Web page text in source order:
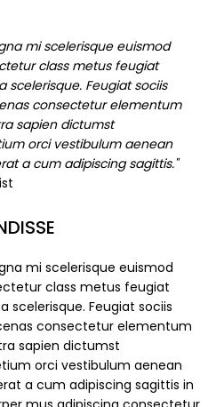
mi scelerisque euismod
class metus feugiat
scelerisque. Feugiat sociis
consectetur elementum
sapien dictumst
orci vestibulum aenean
a cum adipiscing sagittis."
mi scelerisque euismod
class metus feugiat
scelerisque. Feugiat sociis
consectetur elementum
sapien dictumst
orci vestibulum aenean
a cum adipiscing sagittis in